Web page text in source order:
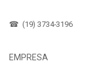
☎ (19) 3734-3196
EMPRESA